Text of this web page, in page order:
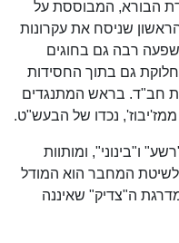
הבורא, המבוססת על
שניסח את עקרונות
רבה גם בחוגים
גם בתוך החסידות
חב"ד. בראש המתנגדים
נכדו של הבעש"ט.
ו"בינוני", ומותוות
המחבר הוא המודל
ה"צדיק" שאיננה